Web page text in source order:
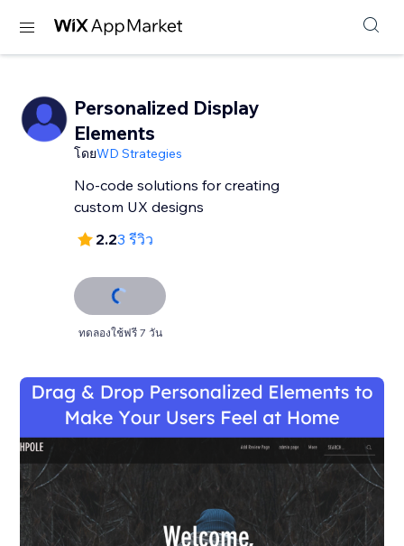
Personalized Display
Elements
โดยWD Strategies
No-code solutions for creating
custom UX designs
2.23 รีวิว
ทดลองใช้ฟรี 7 วัน